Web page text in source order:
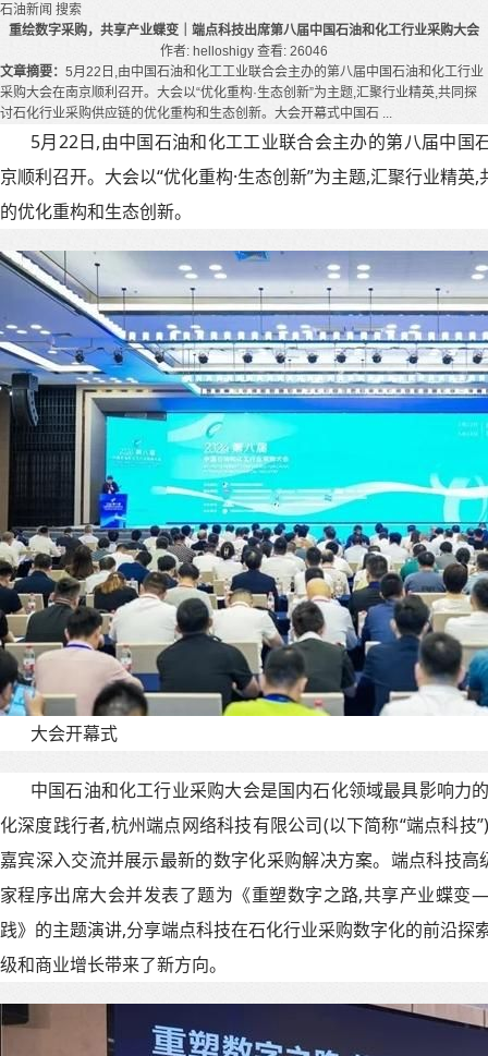
石油新闻 搜索
重绘数字采购，共享产业蝶变｜端点科技出席第八届中国石油和化工行业采购大会
作者: helloshigy 查看: 26046
文章摘要： 5月22日,由中国石油和化工工业联合会主办的第八届中国石油和化工行业
采购大会在南京顺利召开。大会以“优化重构·生态创新”为主题,汇聚行业精英,共同探
讨石化行业采购供应链的优化重构和生态创新。大会开幕式中国石 ...
5月22日,由中国石油和化工工业联合会主办的第八届中国
京顺利召开。大会以“优化重构·生态创新”为主题,汇聚行业精
的优化重构和生态创新。
大会开幕式
中国石油和化工行业采购大会是国内石化领域最具影响力
化深度践行者,杭州端点网络科技有限公司(以下简称“端点科技
嘉宾深入交流并展示最新的数字化采购解决方案。端点科技
家程序出席大会并发表了题为《重塑数字之路,共享产业蝶
践》的主题演讲,分享端点科技在石化行业采购数字化的前沿探
级和商业增长带来了新方向。